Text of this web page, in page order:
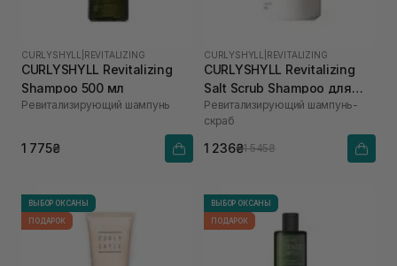
CURLYSHYLL REVITALIZING
CURLYSHYLL Revitalizing
Shampoo 500 мл
Ревитализирующий шампунь
1 775₴
CURLYSHYLL REVITALIZING
CURLYSHYLL Revitalizing
Salt Scrub Shampoo для
ослабленной кожи головы
и тонких волос 300 мл
Ревитализирующий шампунь-
скраб
1 236₴1 545₴
ВЫБОР ОКСАНЫ
ПОДАРОК
ВЫБОР ОКСАНЫ
ПОДАРОК